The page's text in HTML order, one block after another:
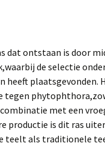
dat ontstaan is door
de selectie
heeft plaatsgevonden.
tegen
met een
productie is dit ras
teelt als traditionele